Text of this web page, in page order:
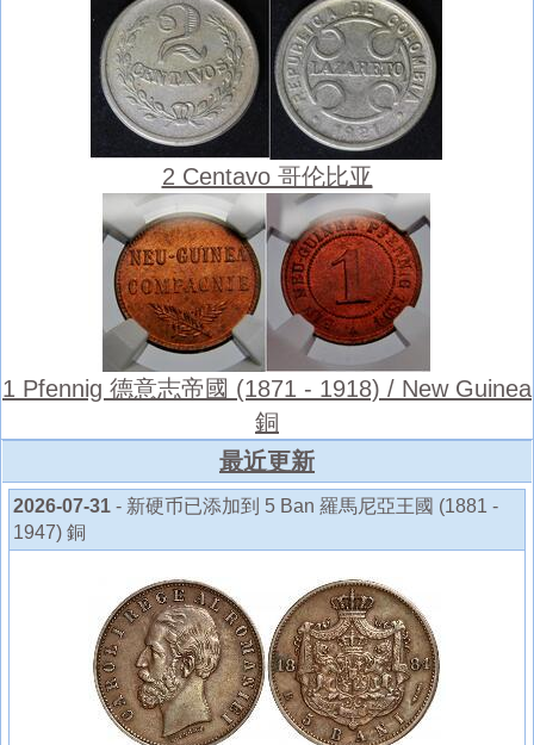
2 Centavo 哥伦比亚
1 Pfennig 德意志帝國 (1871 - 1918) / New Guinea
銅
最近更新
2026-07-31 - 新硬币已添加到 5 Ban 羅馬尼亞王國 (1881 -
1947) 銅